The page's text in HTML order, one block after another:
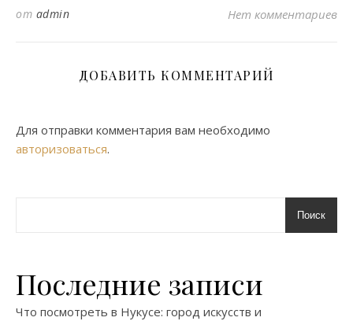
от admin Нет комментариев
ДОБАВИТЬ КОММЕНТАРИЙ
Для отправки комментария вам необходимо
авторизоваться.
Поиск
Последние записи
Что посмотреть в Нукусе: город искусств и